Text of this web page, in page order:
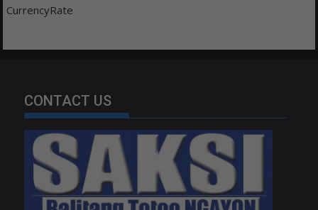
CurrencyRate
CONTACT US